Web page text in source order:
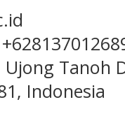
Ujong
Indonesia